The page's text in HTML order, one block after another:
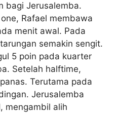
bagi Jerusalemba.
Rafael membawa
menit awal. Pada
semakin sengit.
5 poin pada kuarter
Setelah halftime,
Terutama pada
Jerusalemba
mengambil alih